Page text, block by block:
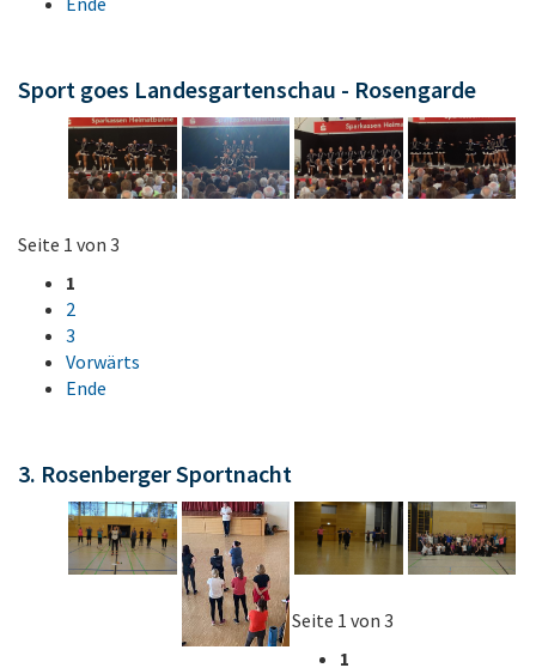
Sport goes Landesgartenschau - Rosengarde
Seite 1 von 3
1
2
3
Vorwärts
Ende
3. Rosenberger Sportnacht
Seite 1 von 3
1